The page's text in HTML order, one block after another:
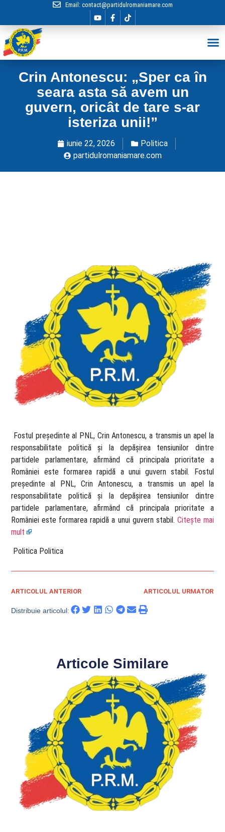
Email: contact@partidulromaniamare.com
Crin Antonescu: „Sper ca în
seara asta să avem un
guvern, oricât de tare s-ar
isteriza unii!”
iunie 22, 2026
Politica
partidulromaniamare.com
​ Fostul președinte al PNL, Crin Antonescu, a transmis un apel la
responsabilitate politică și la depășirea tensiunilor dintre
partidele parlamentare, afirmând că principala prioritate a
României este formarea rapidă a unui guvern stabil. Fostul
președinte al PNL, Crin Antonescu, a transmis un apel la
responsabilitate politică și la depășirea tensiunilor dintre
partidele parlamentare, afirmând că principala prioritate a
României este formarea rapidă a unui guvern stabil. Citește mai
mult
​ Politica Politica
ARTICOLUL ANTERIOR ARTICOLUL URMATOR
Distribuie articolul:
Articole Similare